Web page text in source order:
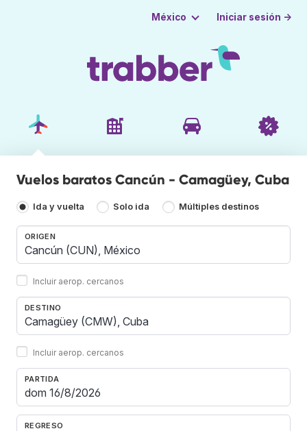
México Iniciar sesión →
Vuelos baratos Cancún - Camagüey, Cuba
Ida y vuelta Solo ida Múltiples destinos
ORIGEN
Incluir aerop. cercanos
DESTINO
Incluir aerop. cercanos
PARTIDA
REGRESO